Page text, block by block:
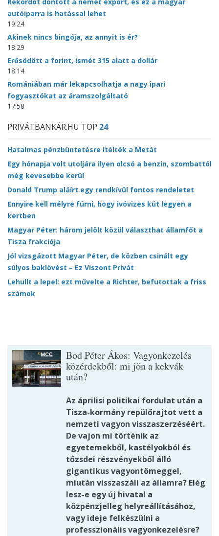
autóiparra is hatással lehet
19:24
Akinek nincs bingója, az annyit is ér?
18:29
Erősödött a forint, ismét 315 alatt a dollár
18:14
Romániában már lekapcsolhatja a nagy ipari
fogyasztókat az áramszolgáltató
17:58
PRIVÁTBANKÁR.HU TOP 24
Hatalmas pénzbüntetésre ítélték a Metát
Egy hónapja volt utoljára ilyen olcsó a benzin, szombattól
még kevesebbe kerül
Donald Trump aláírt egy rendkívül fontos rendeletet
Ennyire kell mélyre fúrni, hogy ivóvizes kút legyen a
kertben
Magyar Péter: három jelölt közül választhat államfőt a
Tisza frakciója
Jól vizsgázott Magyar Péter, de közben csinált egy
súlyos baklövést – Ez Viszont Privát
Lehullt a lepel: ezt művelte a Richter, befutottak a friss
számok
Bod Péter Ákos: Vagyonkezelés
közérdekből: mi jön a kekvák
után?
Az áprilisi politikai fordulat után a
Tisza-kormány repülőrajtot vett a
nemzeti vagyon visszaszerzéséért.
De vajon mi történik az
egyetemekből, kastélyokból és
tőzsdei részvényekből álló
gigantikus vagyontömeggel,
miután visszaszáll az államra? Elég
lesz-e egy új hivatal a
közpénzjelleg helyreállításához,
vagy ideje felkészülni a
professzionális vagyonkezelésre?